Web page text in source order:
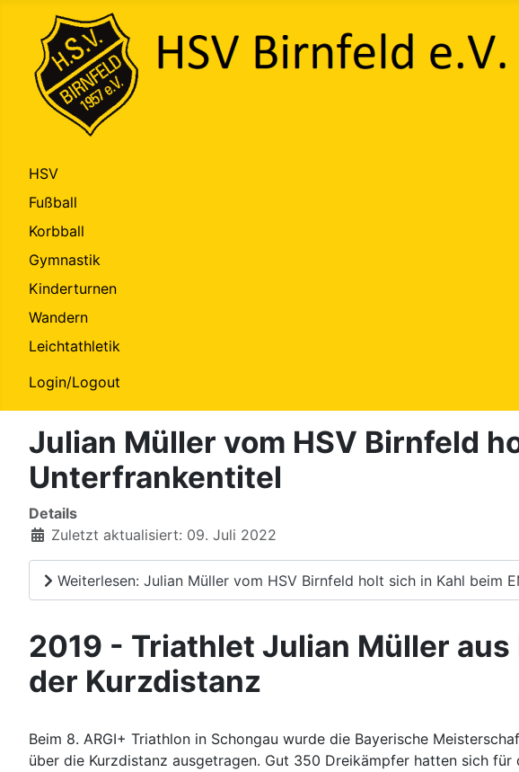
HSV
Fußball
Korbball
Gymnastik
Kinderturnen
Wandern
Leichtathletik
Login/Logout
Julian Müller vom HSV Birnfeld
Unterfrankentitel
Details
Zuletzt aktualisiert: 09. Juli 2022
Weiterlesen: Julian Müller vom HSV Birnfeld holt sich in Kahl beim
2019 - Triathlet Julian Müller
der Kurzdistanz
Beim 8. ARGI+ Triathlon in Schongau wurde die Bayerische
über die Kurzdistanz ausgetragen. Gut 350 Dreikämpfer hatten sich für